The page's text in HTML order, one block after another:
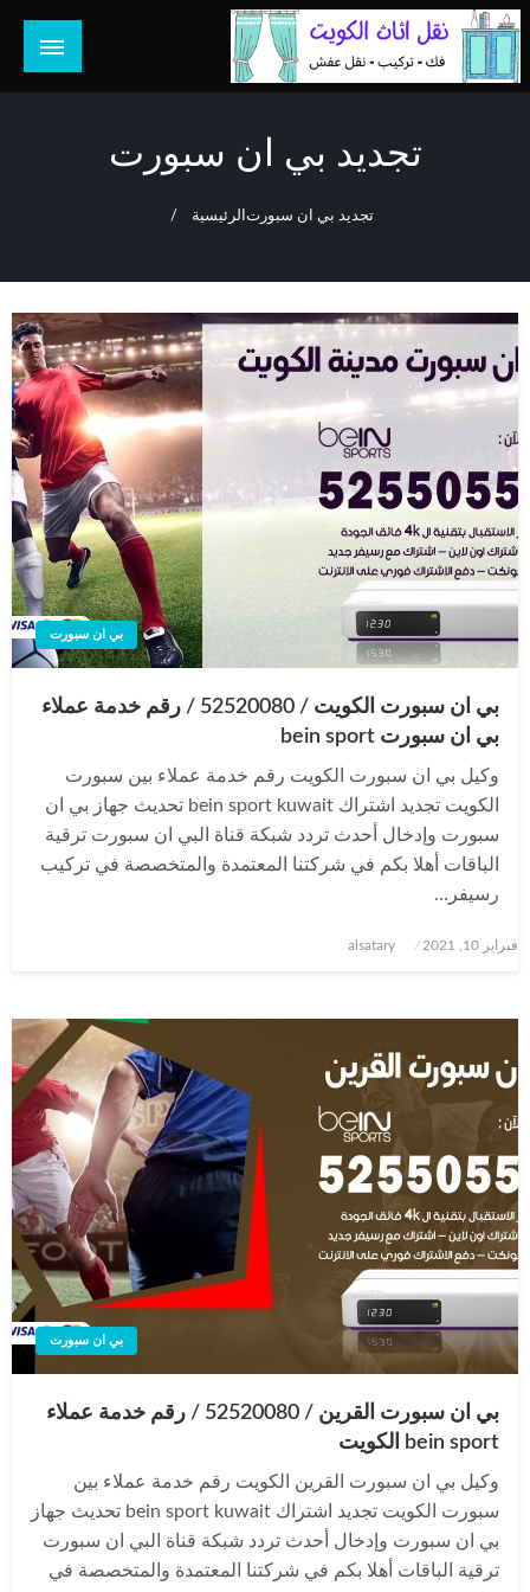
التخطي
إلى
المحتوى
هل تبحث عن أفضل خدمات بالكويت؟ خدمة فك نقل تركيب صيانة
تجديد بي ان سبورت
الرئيسية تجديد بي ان سبورت
بي ان سبورت
بي ان سبورت الكويت / 52520080 / رقم خدمة عملاء
بي ان سبورت bein sport
وكيل بي ان سبورت الكويت رقم خدمة عملاء بين سبورت
الكويت تجديد اشتراك bein sport kuwait تحديث جهاز بي ان
سبورت وإدخال أحدث تردد شبكة قناة البي ان سبورت ترقية
الباقات أهلا بكم في شركتنا المعتمدة والمتخصصة في تركيب
رسيفر…
نُشر
فبراير 10, 2021 alsatary
بي ان سبورت
بي ان سبورت القرين / 52520080 / رقم خدمة عملاء
bein sport الكويت
وكيل بي ان سبورت القرين الكويت رقم خدمة عملاء بين
سبورت الكويت تجديد اشتراك bein sport kuwait تحديث جهاز
بي ان سبورت وإدخال أحدث تردد شبكة قناة البي ان سبورت
ترقية الباقات أهلا بكم في شركتنا المعتمدة والمتخصصة في